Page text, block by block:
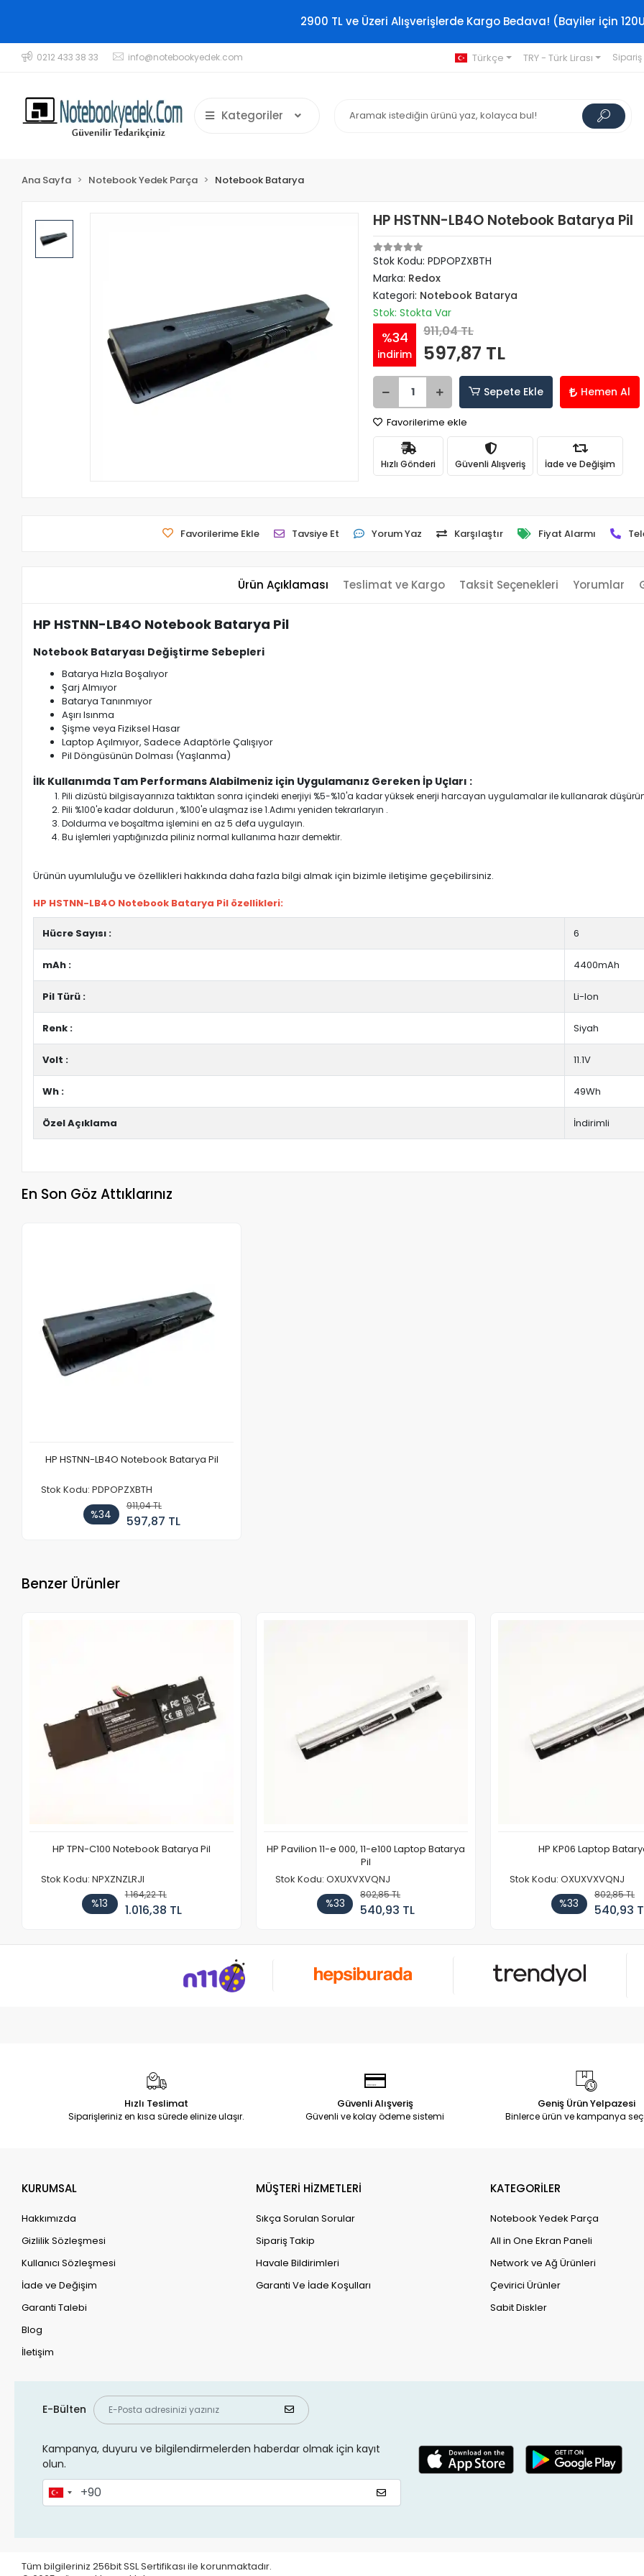
2900 TL ve Üzeri Alışverişlerde Kargo Bedava! (Bayiler için
0212 433 38 33 info@notebookyedek.com Türkçe TRY - Türk Lirası
Kategoriler
Ana Sayfa Notebook Yedek Parça Notebook Batarya
HP HSTNN-LB4O Notebook Batarya Pil
Stok Kodu: PDPOPZXBTH
Marka: Redox
Kategori: Notebook Batarya
Stok: Stokta Var
%34
indirim
911,04 TL
597,87 TL
Sepete Ekle Hemen Al
Favorilerime ekle
Hızlı Gönderi Güvenli Alışveriş İade ve Değişim
Favorilerime Ekle Tavsiye Et Yorum Yaz Karşılaştır Fiyat Alarmı
Ürün Açıklaması Teslimat ve Kargo Taksit Seçenekleri Yorumlar
HP HSTNN-LB4O Notebook Batarya Pil
Notebook Bataryası Değiştirme Sebepleri
Batarya Hızla Boşalıyor
Şarj Almıyor
Batarya Tanınmıyor
Aşırı Isınma
Şişme veya Fiziksel Hasar
Laptop Açılmıyor, Sadece Adaptörle Çalışıyor
Pil Döngüsünün Dolması (Yaşlanma)
İlk Kullanımda Tam Performans Alabilmeniz için Uygulamanız Gereken İp Uçları :
Pili dizüstü bilgisayarınıza taktıktan sonra içindeki enerjiyi %5-%10'a kadar yüksek enerji harcayan uygulamalar ile kullanarak
Pili %100'e kadar doldurun , %100'e ulaşmaz ise 1.Adımı yeniden tekrarlaryın .
Doldurma ve boşaltma işlemini en az 5 defa uygulayın.
Bu işlemleri yaptığınızda piliniz normal kullanıma hazır demektir.
Ürünün uyumluluğu ve özellikleri hakkında daha fazla bilgi almak için bizimle iletişime geçebilirsiniz.
HP HSTNN-LB4O Notebook Batarya Pil özellikleri:
Hücre Sayısı : 6
mAh : 4400mAh
Pil Türü : Li-Ion
Renk : Siyah
Volt : 11.1V
Wh : 49Wh
Özel Açıklama İndirimli
En Son Göz Attıklarınız
HP HSTNN-LB4O Notebook Batarya Pil
Stok Kodu: PDPOPZXBTH
%34
911,04 TL
597,87 TL
Benzer Ürünler
HP TPN-C100 Notebook Batarya Pil
Stok Kodu: NPXZNZLRJI
%13
1.164,22 TL
1.016,38 TL
HP Pavilion 11-e 000, 11-e100 Laptop Batarya
Pil
Stok Kodu: OXUXVXVQNJ
%33
802,85 TL
540,93 TL
HP KP06 Laptop
Stok Kodu: OXUXVXVQNJ
%33
802,85 TL
540,93
Hızlı Teslimat
Siparişleriniz en kısa sürede elinize ulaşır.
Güvenli Alışveriş
Güvenli ve kolay ödeme sistemi
Geniş Ürün Yelpazesi
Binlerce ürün ve kampanya
KURUMSAL
Hakkımızda
Gizlilik Sözleşmesi
Kullanıcı Sözleşmesi
İade ve Değişim
Garanti Talebi
Blog
İletişim
MÜŞTERİ HİZMETLERİ
Sıkça Sorulan Sorular
Sipariş Takip
Havale Bildirimleri
Garanti Ve İade Koşulları
KATEGORİLER
Notebook Yedek Parça
All in One Ekran Paneli
Network ve Ağ Ürünleri
Çevirici Ürünler
Sabit Diskler
E-Bülten
Kampanya, duyuru ve bilgilendirmelerden haberdar olmak için kayıt
olun.
Tüm bilgileriniz 256bit SSL Sertifikası ile korunmaktadır.